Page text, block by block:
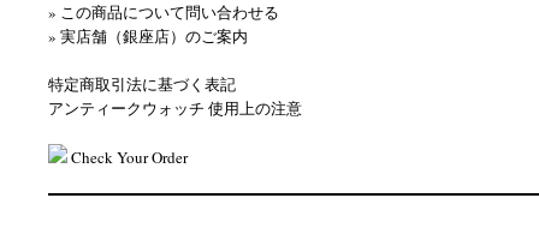
» この商品について問い合わせる
» 実店舗（銀座店）のご案内
特定商取引法に基づく表記
アンティークウォッチ 使用上の注意
Check Your Order